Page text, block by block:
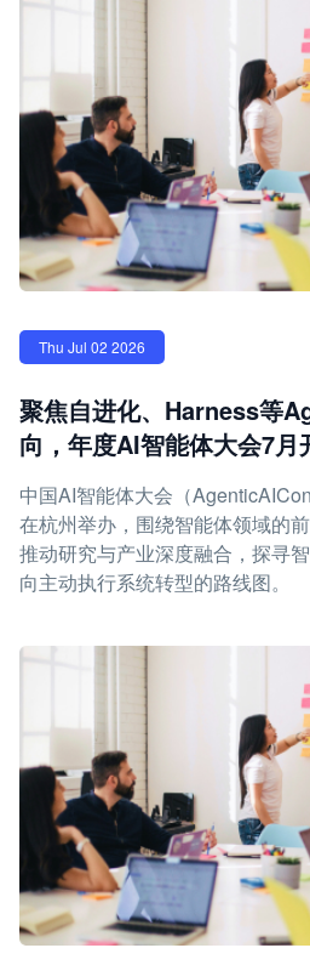
Thu Jul 02 2026
聚焦自进化、Harness等
向，年度AI智能体大会7月
中国AI智能体大会（
在杭州举办，围绕智能体领域的
推动研究与产业深度融合，探寻
向主动执行系统转型的路线图。